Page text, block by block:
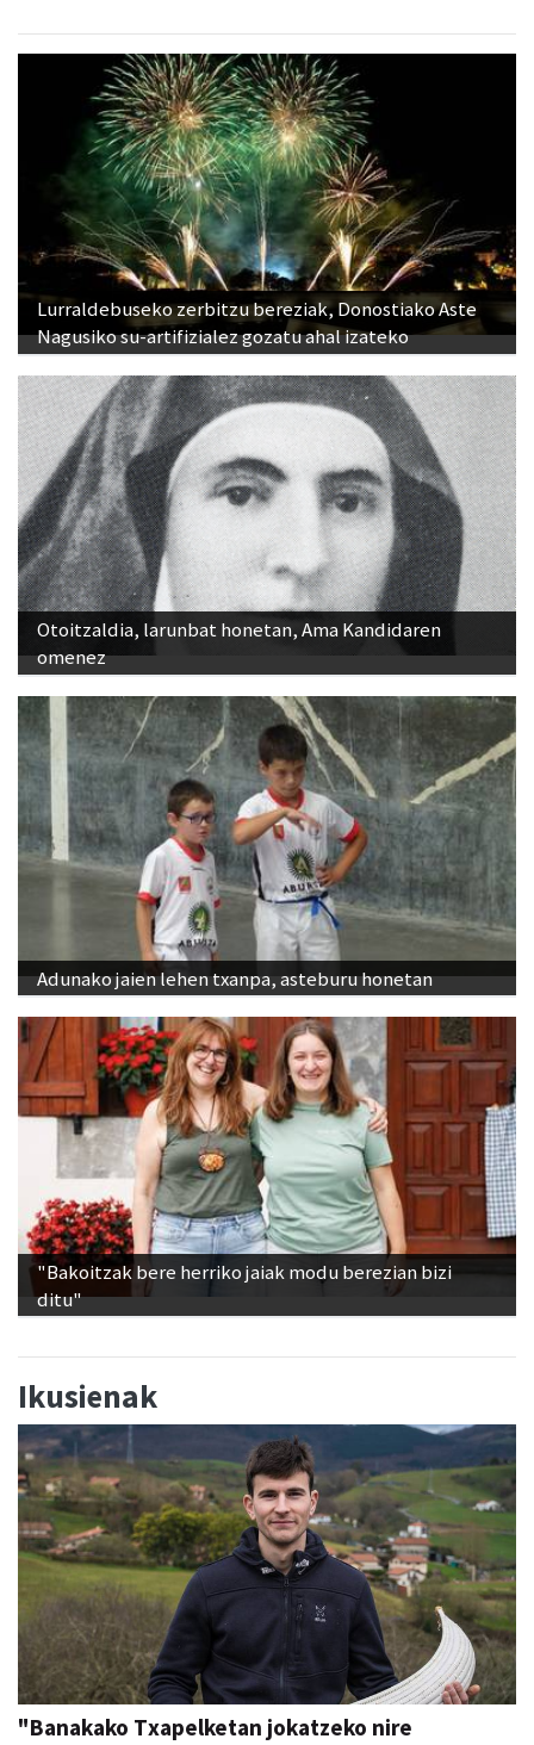
Lurraldebuseko zerbitzu bereziak, Donostiako Aste
Nagusiko su-artifizialez gozatu ahal izateko
Otoitzaldia, larunbat honetan, Ama Kandidaren
omenez
Adunako jaien lehen txanpa, asteburu honetan
"Bakoitzak bere herriko jaiak modu berezian bizi
ditu"
Ikusienak
"Banakako Txapelketan jokatzeko nire